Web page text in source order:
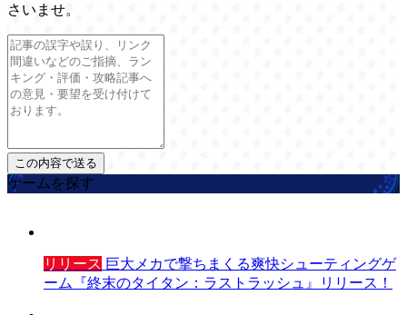
さいませ。
ゲームを探す
リリース 巨大メカで撃ちまくる爽快シューティングゲ
ーム『終末のタイタン：ラストラッシュ』リリース！